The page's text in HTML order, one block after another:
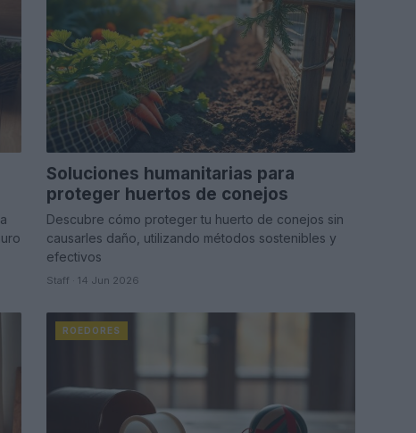
Soluciones humanitarias para
proteger huertos de conejos
Descubre cómo proteger tu huerto de conejos sin
causarles daño, utilizando métodos sostenibles y
efectivos
Staff · 14 Jun 2026
ROEDORES